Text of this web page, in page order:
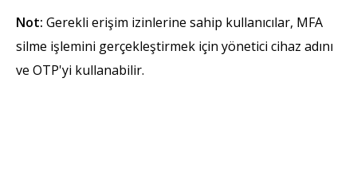
Not: Gerekli erişim izinlerine sahip kullanıcılar, MFA
silme işlemini gerçekleştirmek için yönetici cihaz adını
ve OTP'yi kullanabilir.